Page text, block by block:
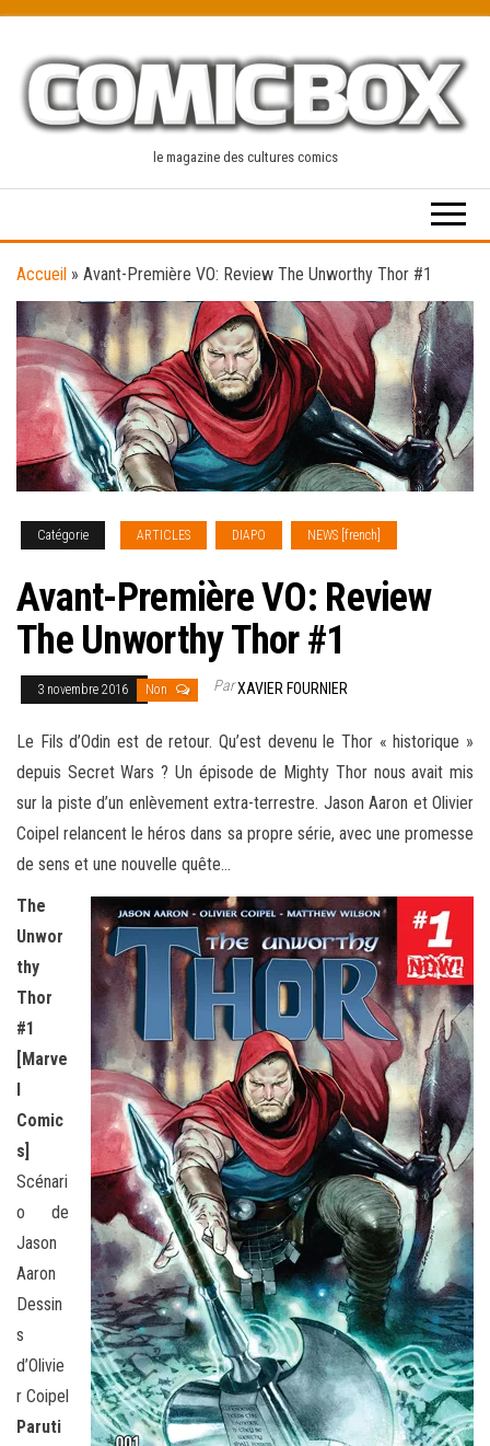
content
le magazine des cultures comics
Accueil » Avant-Première VO: Review The Unworthy Thor #1
Catégorie ARTICLES DIAPO NEWS [french]
Avant-Première VO: Review
The Unworthy Thor #1
3 novembre 2016 Non ParXAVIER FOURNIER
Le Fils d’Odin est de retour. Qu’est devenu le Thor « historique »
depuis Secret Wars ? Un épisode de Mighty Thor nous avait mis
sur la piste d’un enlèvement extra-terrestre. Jason Aaron et Olivier
Coipel relancent le héros dans sa propre série, avec une promesse
de sens et une nouvelle quête…
The
Unwor
thy
Thor
#1
[Marve
l
Comic
s]
Scénari
o de
Jason
Aaron
Dessin
s
d’Olivie
r Coipel
Paruti